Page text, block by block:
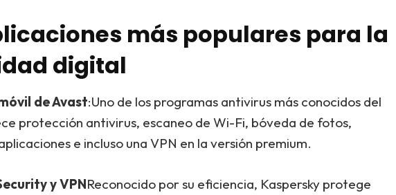
más populares para la
digital
de Avast:Uno de los programas antivirus más conocidos del
protección antivirus, escaneo de Wi-Fi, bóveda de fotos,
e incluso una VPN en la versión premium.
y VPNReconocido por su eficiencia, Kaspersky protege